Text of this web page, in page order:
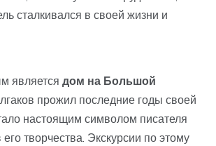
сталкивался в своей жизни и
является дом на Большой
прожил последние годы своей
настоящим символом писателя
творчества. Экскурсии по этому